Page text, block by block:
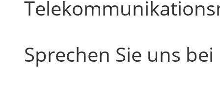
Sprechen Sie uns